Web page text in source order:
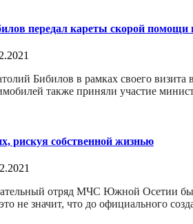
передал кареты скорой помощи
Бибилов в рамках своего
также приняли участие
рискуя собственной жизнью
отряд МЧС Южной Осетии был
не значит, что до официального